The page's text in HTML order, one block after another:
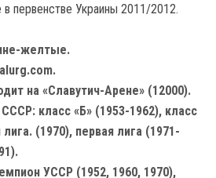
в первенстве Украины 2011/2012.
желтые.
на «Славутич-Арене» (12000).
класс «Б» (1953-1962), класс
(1970), первая лига (1971-
УССР (1952, 1960, 1970),